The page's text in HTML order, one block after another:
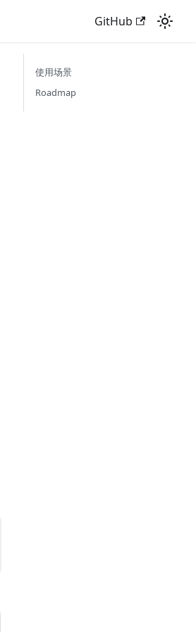
GitHub
使用场景
Roadmap